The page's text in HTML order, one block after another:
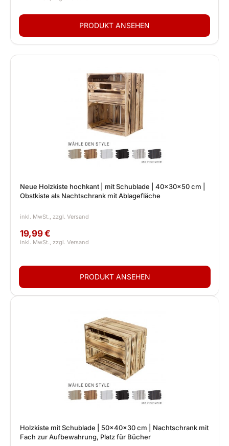
Neue Holzkiste hochkant | mit Schublade | 40x30x50 cm |
Obstkiste als Nachtschrank mit Ablagefläche
19,99 €
Holzkiste mit Schublade | 50x40x30 cm | Nachtschrank mit
Fach zur Aufbewahrung, Platz für Bücher